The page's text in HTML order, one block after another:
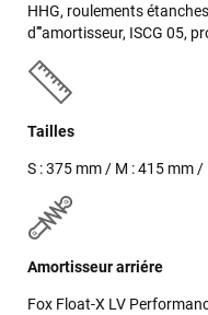
HHG, roulements
d''''amortisseur, ISCG 05,
Tailles
S : 375 mm / M : 415 mm
Amortisseur arriére
Fox Float-X LV